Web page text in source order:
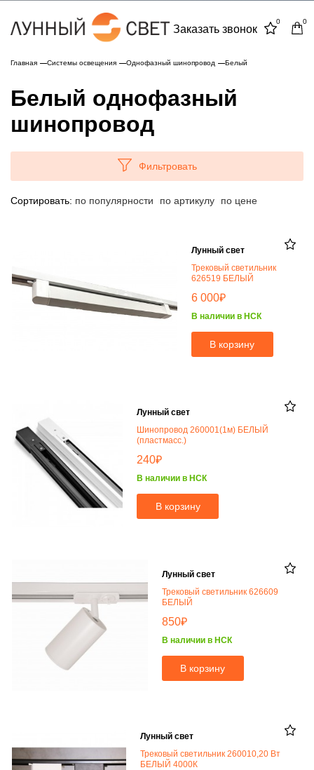
Заказать звонок
0 0
Главная Системы освещения Однофазный шинопровод Белый
Белый однофазный
шинопровод
Фильтровать
Сортировать: по популярности по артикулу по цене
Лунный свет
Трековый светильник
626519 БЕЛЫЙ
6 000₽
В наличии в НСК
В корзину
Лунный свет
Шинопровод 260001(1м) БЕЛЫЙ
(пластмасс.)
240₽
В наличии в НСК
В корзину
Лунный свет
Трековый светильник 626609
БЕЛЫЙ
850₽
В наличии в НСК
В корзину
Лунный свет
Трековый светильник 260010,20 Вт
БЕЛЫЙ 4000К